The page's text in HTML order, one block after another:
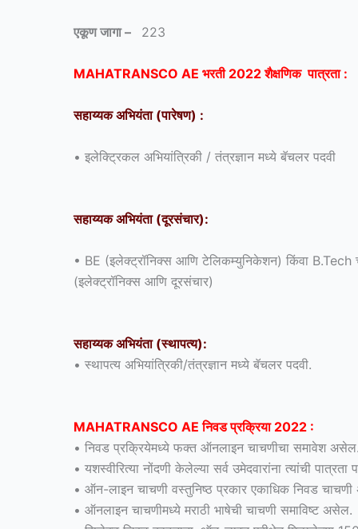
एकूण जागा – 223
MAHATRANSCO AE भरती 2022 शैक्षणिक पात्रता :
सहाय्यक अभियंता (पारेषण) :
• इलेक्ट्रिकल अभियांत्रिकी / तंत्रज्ञान मध्ये बॅचलर पदवी
सहाय्यक अभियंता (दूरसंचार):
• BE (इलेक्ट्रॉनिक्स आणि टेलिकम्युनिकेशन) किंवा B.Tech
(इलेक्ट्रॉनिक्स आणि दूरसंचार)
सहाय्यक अभियंता (स्थापत्य):
• स्थापत्य अभियांत्रिकी/तंत्रज्ञान मध्ये बॅचलर पदवी.
MAHATRANSCO AE निवड प्रक्रिया 2022 :
• निवड प्रक्रियेमध्ये फक्त ऑनलाइन चाचणीचा समावेश
• यशस्वीरित्या नोंदणी केलेल्या सर्व उमेदवारांना त्यांची
• ऑन-लाइन चाचणी वस्तुनिष्ठ प्रकार एकाधिक निवड
• ऑनलाइन चाचणीमध्ये मराठी भाषेची चाचणी समाविष्ट असेल.